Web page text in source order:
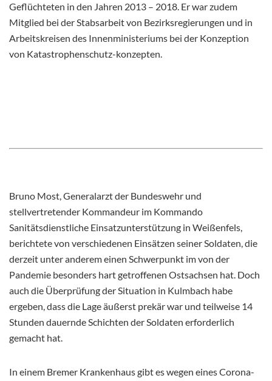
Geflüchteten in den Jahren 2013 – 2018. Er war zudem
Mitglied bei der Stabsarbeit von Bezirksregierungen und in
Arbeitskreisen des Innenministeriums bei der Konzeption
von Katastrophenschutz-konzepten.
Bruno Most, Generalarzt der Bundeswehr und
stellvertretender Kommandeur im Kommando
Sanitätsdienstliche Einsatzunterstützung in Weißenfels,
berichtete von verschiedenen Einsätzen seiner Soldaten, die
derzeit unter anderem einen Schwerpunkt im von der
Pandemie besonders hart getroffenen Ostsachsen hat. Doch
auch die Überprüfung der Situation in Kulmbach habe
ergeben, dass die Lage äußerst prekär war und teilweise 14
Stunden dauernde Schichten der Soldaten erforderlich
gemacht hat.
In einem Bremer Krankenhaus gibt es wegen eines Corona-